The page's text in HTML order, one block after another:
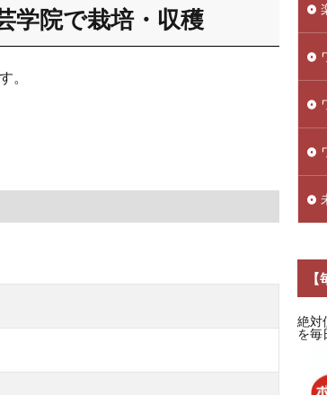
学院で栽培・収穫
。
絶対
を毎